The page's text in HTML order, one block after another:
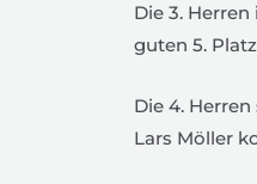
Die 3.
guten 5.
Die 4.
Lars Möller